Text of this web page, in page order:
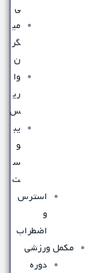
ی
می
گر
ن
وا
ری
س
یب
و
س
ت
استرس
و
اضطراب
مکمل ورزشی
دوره